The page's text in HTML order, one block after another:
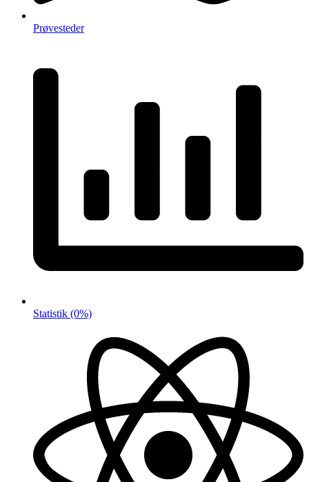
Prøvesteder
Statistik (0%)